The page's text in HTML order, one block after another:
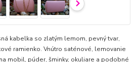
kabelka so zlatým lemom, pevný tvar,
ramienko. Vnútro saténové, lemovanie
mobil, púder, šminky, okuliare a podobné